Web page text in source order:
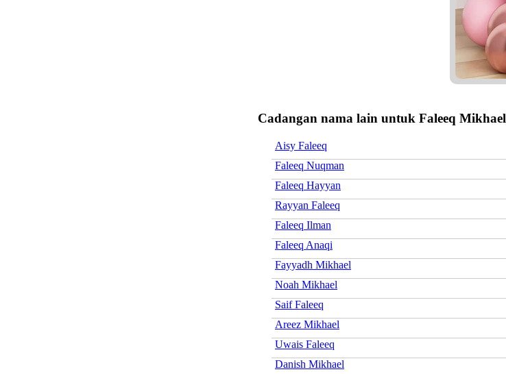
Cadangan nama lain untuk Faleeq Mikhael
Aisy Faleeq
Faleeq Nuqman
Faleeq Hayyan
Rayyan Faleeq
Faleeq Ilman
Faleeq Anaqi
Fayyadh Mikhael
Noah Mikhael
Saif Faleeq
Areez Mikhael
Uwais Faleeq
Danish Mikhael